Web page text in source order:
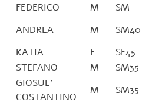
FEDERICO M
SM
ANDREA M
SM40
KATIA F
SF45
STEFANO M
SM35
GIOSUE’
COSTANTINO
M SM35